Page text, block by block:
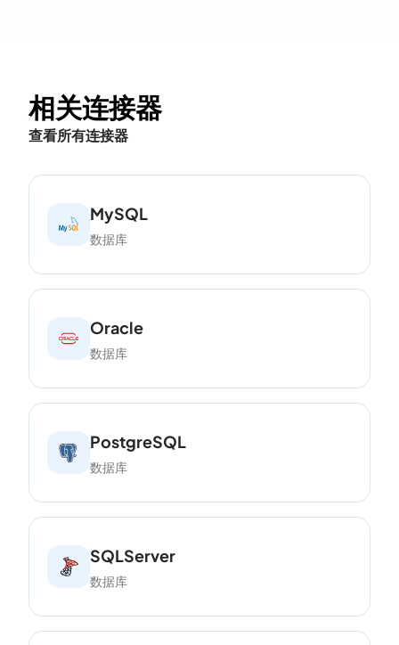
相关连接器
查看所有连接器
MySQL
数据库
Oracle
数据库
PostgreSQL
数据库
SQLServer
数据库